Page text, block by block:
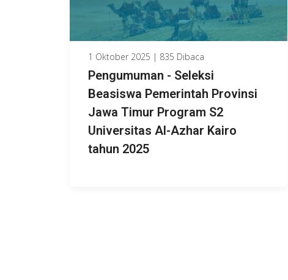
1 Oktober 2025 | 835 Dibaca
Pengumuman - Seleksi
Beasiswa Pemerintah Provinsi
Jawa Timur Program S2
Universitas Al-Azhar Kairo
tahun 2025